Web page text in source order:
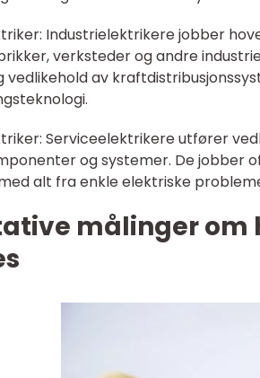
Industrielektrikere jobber
verksteder og andre
vedlikehold av
Serviceelektrikere utfører
og systemer. De jobber
alt fra enkle elektriske
målinger om